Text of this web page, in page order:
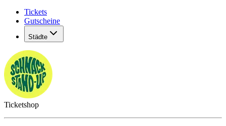
Tickets
Gutscheine
Städte
Ticketshop